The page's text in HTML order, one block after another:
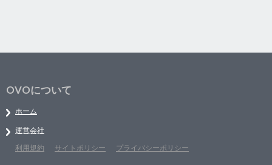
OVOについて
ホーム
運営会社
利用規約
サイトポリシー プライバシーポリシー